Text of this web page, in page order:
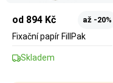
od 894 Kč až -20%
Fixační papír FillPak
Skladem